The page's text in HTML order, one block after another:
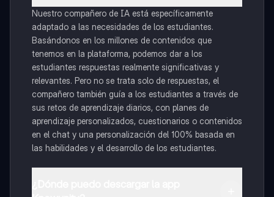
Nuestro compañero de IA está específicamente
adaptado a las necesidades de los estudiantes.
Basándonos en los millones de contenidos que
tenemos en la plataforma, podemos dar a los
estudiantes respuestas realmente significativas y
relevantes. Pero no se trata solo de respuestas, el
compañero también guía a los estudiantes a través de
sus retos de aprendizaje diarios, con planes de
aprendizaje personalizados, cuestionarios o contenidos
en el chat y una personalización del 100% basada en
las habilidades y el desarrollo de los estudiantes.